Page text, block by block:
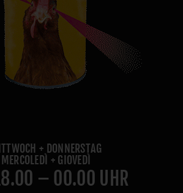
+ DONNERSTAG
MERCOLEDÌ + GIOVEDÌ
– 00.00 UHR